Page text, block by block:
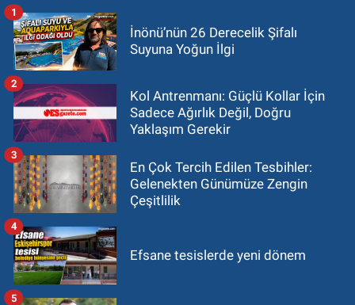
İnönü’nün 26 Derecelik Şifalı
Suyuna Yoğun İlgi
1
Kol Antrenmanı: Güçlü Kollar İçin
Sadece Ağırlık Değil, Doğru
Yaklaşım Gerekir
2
En Çok Tercih Edilen Tesbihler:
Gelenekten Günümüze Zengin
Çeşitlilik
3
Efsane tesislerde yeni dönem
4
5